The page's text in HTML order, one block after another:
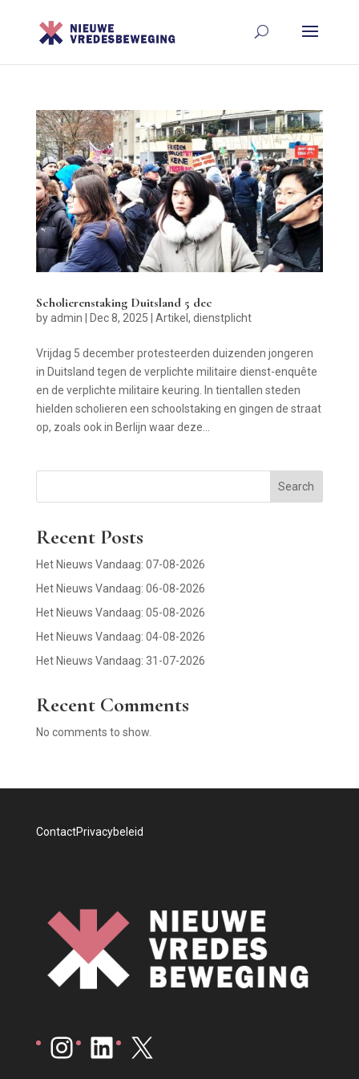
Scholierenstaking Duitsland 5 dec
byadmin | Dec 8, 2025 | Artikel, dienstplicht
Vrijdag 5 december protesteerden duizenden jongeren
in Duitsland tegen de verplichte militaire dienst-enquête
en de verplichte militaire keuring. In tientallen steden
hielden scholieren een schoolstaking en gingen de straat
op, zoals ook in Berlijn waar deze...
Search
Recent Posts
Het Nieuws Vandaag: 07-08-2026
Het Nieuws Vandaag: 06-08-2026
Het Nieuws Vandaag: 05-08-2026
Het Nieuws Vandaag: 04-08-2026
Het Nieuws Vandaag: 31-07-2026
Recent Comments
No comments to show.
ContactPrivacybeleid
Instagram
LinkedIn
X